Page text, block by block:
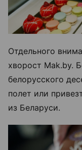
Отдельного
хворост Mak.by.
белорусского
полет или
из Беларуси.